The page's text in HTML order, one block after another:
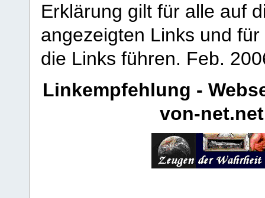
Erklärung gilt für alle auf
angezeigten Links und
die Links führen. Feb.
Linkempfehlung -
von-net.net